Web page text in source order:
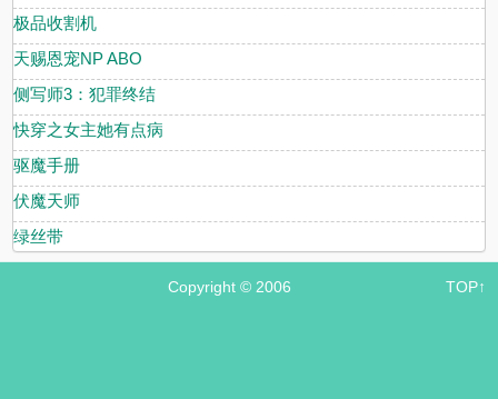
极品收割机
天赐恩宠NP ABO
侧写师3：犯罪终结
快穿之女主她有点病
驱魔手册
伏魔天师
绿丝带
Copyright © 2006 TOP↑